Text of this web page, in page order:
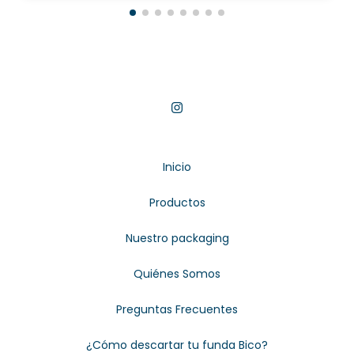
Inicio
Productos
Nuestro packaging
Quiénes Somos
Preguntas Frecuentes
¿Cómo descartar tu funda Bico?